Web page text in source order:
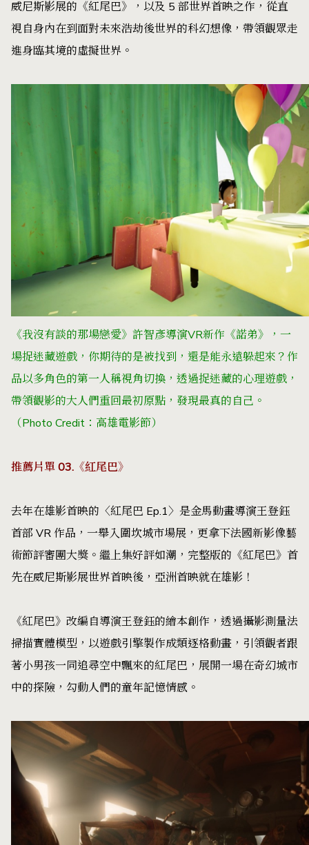
威尼斯影展的《紅尾巴》，以及 5 部世界首映之作，從直
視自身內在到面對未來浩劫後世界的科幻想像，帶領觀眾走
進身臨其境的虛擬世界。
《我沒有談的那場戀愛》許智彥導演VR新作《諾弟》，一
場捉迷藏遊戲，你期待的是被找到，還是能永遠躲起來？作
品以多角色的第一人稱視角切換，透過捉迷藏的心理遊戲，
帶領觀影的大人們重回最初原點，發現最真的自己。
（Photo Credit：高雄電影節）
推薦片單 03.《紅尾巴》
去年在雄影首映的〈紅尾巴 Ep.1〉是金馬動畫導演王登鈺
首部 VR 作品，一舉入圍坎城市場展，更拿下法國新影像藝
術節評審團大獎。繼上集好評如潮，完整版的《紅尾巴》首
先在威尼斯影展世界首映後，亞洲首映就在雄影！
《紅尾巴》改編自導演王登鈺的繪本創作，透過攝影測量法
掃描實體模型，以遊戲引擎製作成類逐格動畫，引領觀者跟
著小男孩一同追尋空中飄來的紅尾巴，展開一場在奇幻城市
中的探險，勾動人們的童年記憶情感。